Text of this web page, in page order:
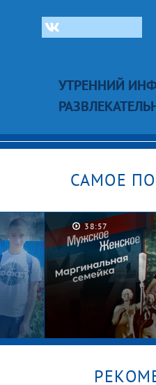
УТРЕННИЙ
САМОЕ
38:57